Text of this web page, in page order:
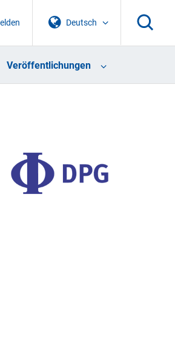
Deutsch
Veröffentlichungen